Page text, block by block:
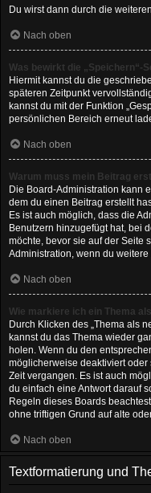
Du wirst dann durch die
Nach oben
Was bewirkt die „Speichern“-
Hiermit kannst du die
späteren Zeitpunkt
kannst du mit der Funktion
persönlichen Bereich erneut
Nach oben
Warum muss mein Beitrag
Die Board-Administration kann
dem du einen Beitrag erstellt
Es ist auch möglich, dass die
Benutzern hinzugefügt hat, bei
möchte, bevor sie auf der Seite
Administration, wenn du
Nach oben
Wie markiere ich ein Thema
Durch Klicken des „Thema als
kannst du das Thema wieder
holen. Wenn du den
möglicherweise deaktiviert
Zeit vergangen. Es ist auch
du einfach eine Antwort darauf
Regeln dieses Boards
ohne triftigen Grund auf alte
Nach oben
Textformatierung und